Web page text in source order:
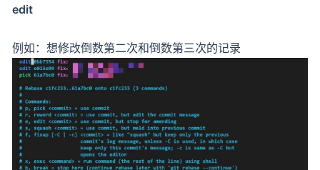
edit
例如：想修改倒数第二次和倒数第三次的记录